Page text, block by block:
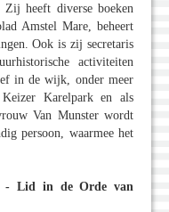
heeft diverse boeken
Amstel Mare, beheert
Ook is zij secretaris
activiteiten
in de wijk, onder meer
Karelpark en als
Van Munster wordt
persoon, waarmee het
- Lid in de Orde van